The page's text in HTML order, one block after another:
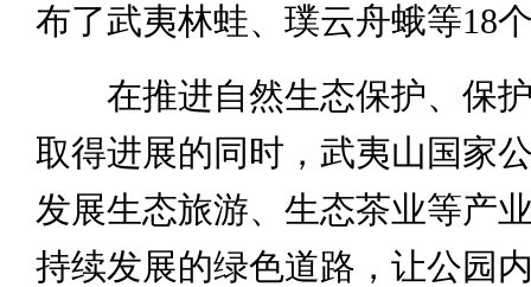
布了武夷林蛙、璞云舟蛾等
在推进自然生态保护、保护
取得进展的同时，武夷山国家
发展生态旅游、生态茶业等产
持续发展的绿色道路，让公园